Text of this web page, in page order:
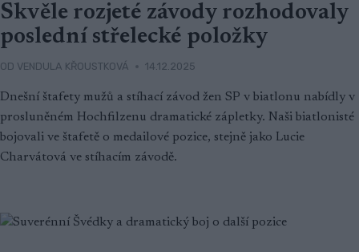
Skvěle rozjeté závody rozhodovaly
poslední střelecké položky
OD VENDULA KŘOUSTKOVÁ 14.12.2025
Dnešní štafety mužů a stíhací závod žen SP v biatlonu nabídly v
prosluněném Hochfilzenu dramatické zápletky. Naši biatlonisté
bojovali ve štafetě o medailové pozice, stejně jako Lucie
Charvátová ve stíhacím závodě.